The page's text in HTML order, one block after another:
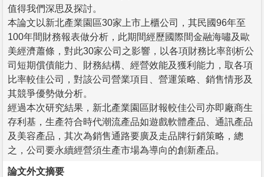
值得我們深思及探討。
本論文以新北產業園區30家上市上櫃公司，其民國96年至
100年間財務報表做分析，此期間經歷國際間金融海嘯及歐
美經濟蕭條，對此30家公司之影響，以各項財務比率剖析公
司短期償債能力、財務結構、經營效能及獲利能力，取各項
比率較佳公司，對該公司營業項目、營運策略、銷售情形及
其競爭優勢做分析。
經過本次研究結果，新北產業園區財報較佳公司亦即廠商生
存利基，生產符合時代潮流產品如遊戲軟體產品、通訊產品
及美容產品，其次為銷售通路要廣及走品牌行銷策略，總
之，公司要永續經營須生產市場為導向的創新產品。
論文外文摘要